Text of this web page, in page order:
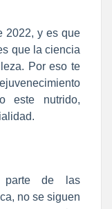
2022, y es que
que la ciencia
Por eso te
este nutrido,
parte de las
no se siguen